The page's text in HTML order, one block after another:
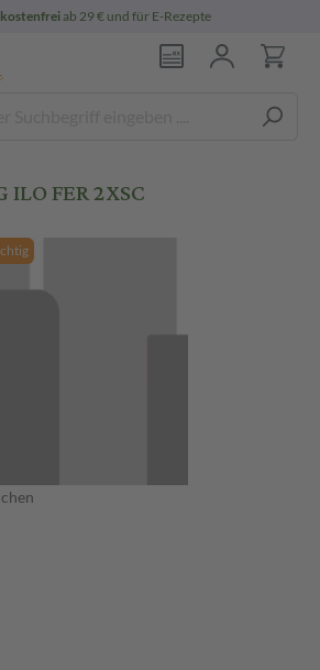
ab 29 € und für E-Rezepte
FER 2XSC